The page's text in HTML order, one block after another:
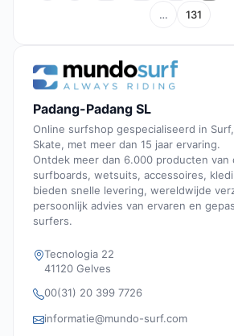
… 131
Padang-Padang SL
Online surfshop gespecialiseerd in
Skate, met meer dan 15 jaar ervaring.
Ontdek meer dan 6.000 producten van
surfboards, wetsuits, accessoires,
bieden snelle levering, wereldwijde
persoonlijk advies van ervaren en
surfers.
Tecnologia 22
41120 Gelves
00(31) 20 399 7726
informatie@mundo-surf.com